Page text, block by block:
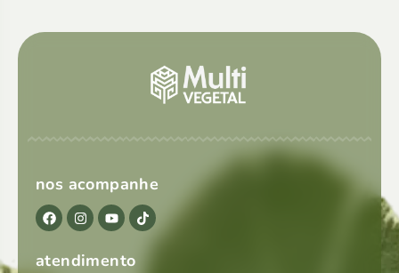
nos acompanhe
atendimento